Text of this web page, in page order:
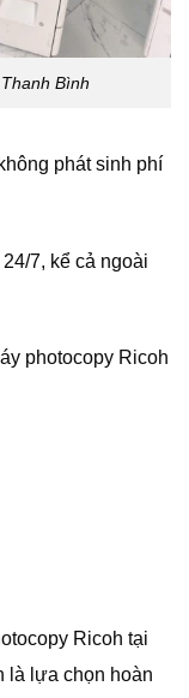
Bình
phát sinh phí
7, kể cả ngoài
photocopy Ricoh
Ricoh tại
là lựa chọn hoàn